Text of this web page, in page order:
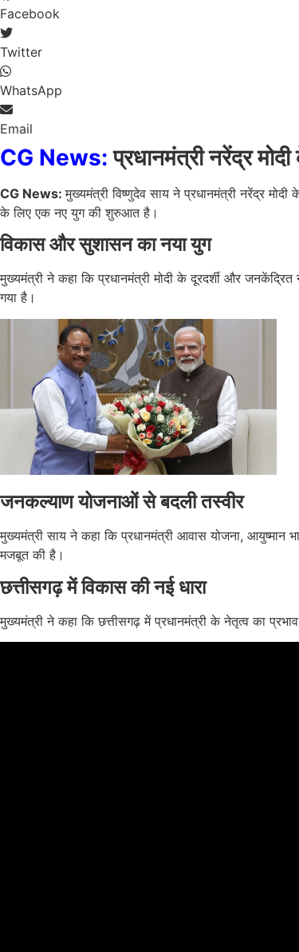
Facebook
Twitter
WhatsApp
Email
CG News:प्रधानमंत्री नरेंद्र
CG News:मुख्यमंत्री विष्णुदेव साय ने प्रधानमंत्री नरेंद्र
के लिए एक नए युग की शुरुआत है।
विकास और सुशासन का नया युग
मुख्यमंत्री ने कहा कि प्रधानमंत्री मोदी के दूरदर्शी और
गया है।
जनकल्याण योजनाओं से बदली तस्वीर
मुख्यमंत्री साय ने कहा कि प्रधानमंत्री आवास योजना, आयुष्मान
मजबूत की है।
छत्तीसगढ़ में विकास की नई धारा
मुख्यमंत्री ने कहा कि छत्तीसगढ़ में प्रधानमंत्री के नेतृत्व का